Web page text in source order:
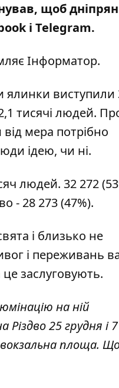
, щоб
і Telegram.
Інформатор.
ялинки виступили
тисячі людей.
мера потрібно
ідею, чи ні.
людей. 32 272
- 28 273 (47%).
і близько не
і переживань
заслуговують.
на ній
25 грудня і 7
площа.